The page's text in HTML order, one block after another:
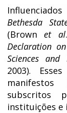
Bethesda
(Brown et al
Declaration
Sciences and
2003).
subscritos
instituições e